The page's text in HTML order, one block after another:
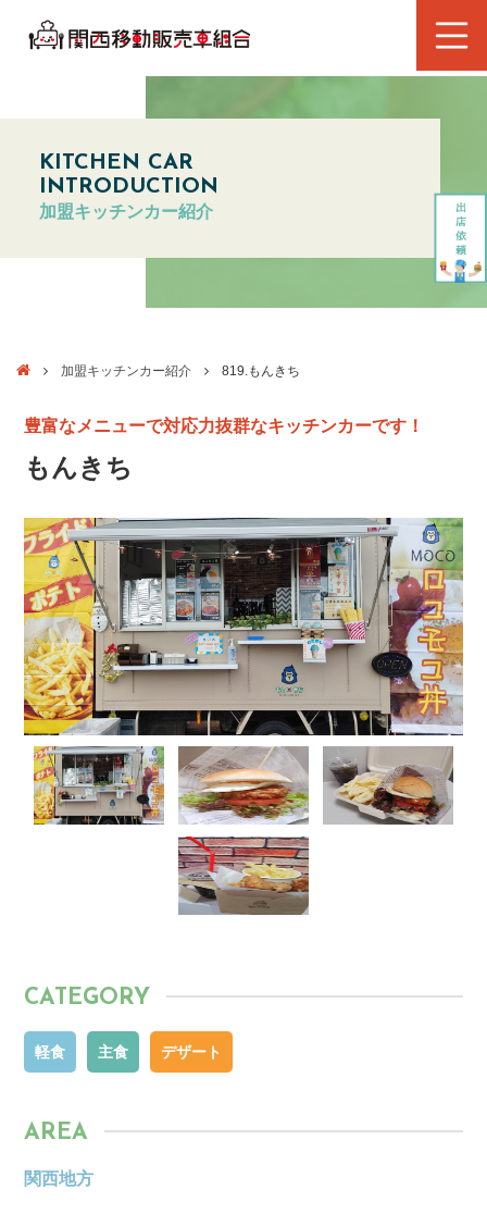
KITCHEN CAR
INTRODUCTION
加盟キッチンカー紹介
加盟キッチンカー紹介 819.もんきち
豊富なメニューで対応力抜群なキッチンカーです！
もんきち
CATEGORY
軽食 主食 デザート
AREA
関西地方